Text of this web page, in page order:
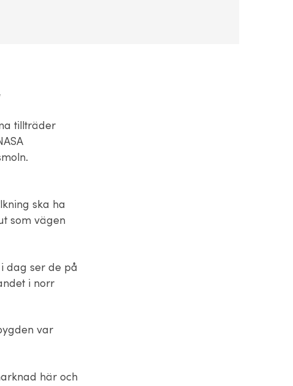
tillträder
ska ha
som vägen
dag ser de på
i norr
var
här och